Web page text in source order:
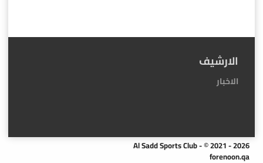
الارشيف
الاخبار
Al Sadd Sports Club - © 2021 - 2026
forenoon.qa